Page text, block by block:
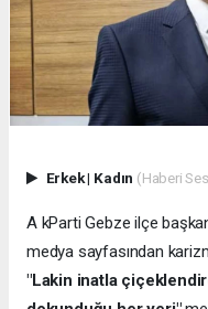
Erkek| Kadın (Haberi
A kParti Gebze ilçe
medya sayfasından
"Lakin inatla